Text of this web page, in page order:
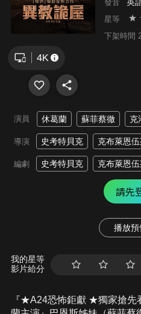
發音
星等
下架時間
演員 休葛蘭 蘇菲蔡徹 克
導演 史考特貝克 克布萊恩
編劇 史考特貝克 克布萊恩
請先
播放預
我的星等
影片給分
『★A24恐怖鉅獻 ★獨家搶先